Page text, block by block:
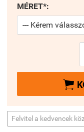
MÉRET*:

Felvitel a kedvencek